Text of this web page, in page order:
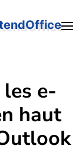
e-
haut